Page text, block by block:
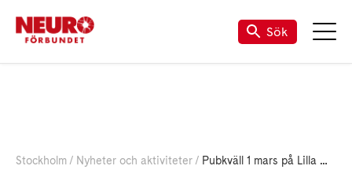
Sök
Stockholm Nyheter och aktiviteter Pubkväll 1 mars på Lilla Wien